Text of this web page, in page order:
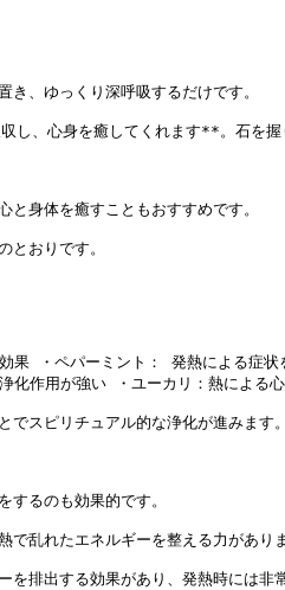
、ゆっくり深呼吸するだけです。
、心身を癒してくれます**。石を
身体を癒すこともおすすめです。
とおりです。
果 ・ペパーミント： 発熱による症状
作用が強い ・ユーカリ：熱による
でスピリチュアル的な浄化が進みま
するのも効果的です。
乱れたエネルギーを整える力がありま
排出する効果があり、発熱時には非